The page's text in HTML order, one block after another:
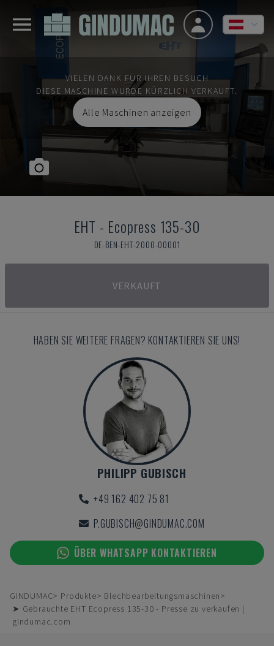
VIELEN DANK FÜR IHREN BESUCH
DIESE MASCHINE WURDE KÜRZLICH VERKAUFT.
Alle Maschinen anzeigen
EHT - Ecopress 135-30
DE-BEN-EHT-2000-00001
VERKAUFT
HABEN SIE WEITERE FRAGEN? KONTAKTIEREN SIE UNS!
PHILIPP GUBISCH
+49 162 402 75 81
P.GUBISCH@GINDUMAC.COM
ÜBER WHATSAPP KONTAKTIEREN
GINDUMAC Produkte
Blechbearbeitungsmaschinen
➤ Gebrauchte EHT Ecopress 135-30 - Presse zu verkaufen |
gindumac.com